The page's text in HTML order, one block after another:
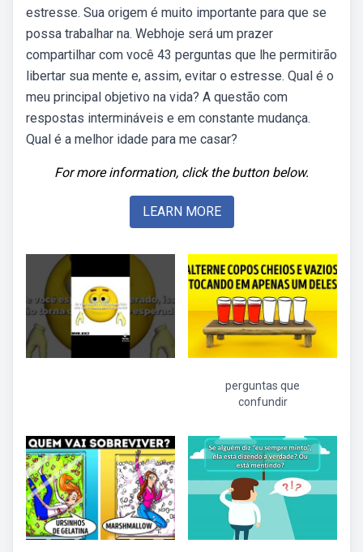
estresse. Sua origem é muito importante para que se
possa trabalhar na. Webhoje será um prazer
compartilhar com você 43 perguntas que lhe permitirão
libertar sua mente e, assim, evitar o estresse. Qual é o
meu principal objetivo na vida? A questão com
respostas intermináveis e em constante mudança.
Qual é a melhor idade para me casar?
For more information, click the button below.
LEARN MORE
perguntas que
confundir